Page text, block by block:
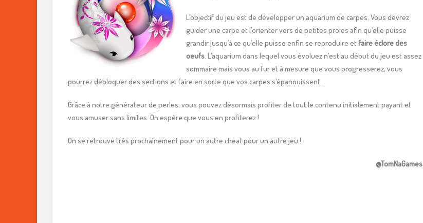
L’objectif du jeu est de développer un aquarium de carpes. Vous devrez
guider une carpe et l’orienter vers de petites proies afin qu’elle puisse
grandir jusqu’à ce qu’elle puisse enfin se reproduire etfaire éclore des
oeufs. L’aquarium dans lequel vous évoluez n’est au début du jeu est assez
sommaire mais vous au fur et à mesure que vous progresserez, vous
pourrez débloquer des sections et faire en sorte que vos carpes s’épanouissent.
Grâce à notre générateur de perles, vous pouvez désormais profiter de tout le contenu initialement payant et
vous amuser sans limites. On espère que vous en profiterez !
On se retrouve très prochainement pour un autre cheat pour un autre jeu !
@TomNaGames